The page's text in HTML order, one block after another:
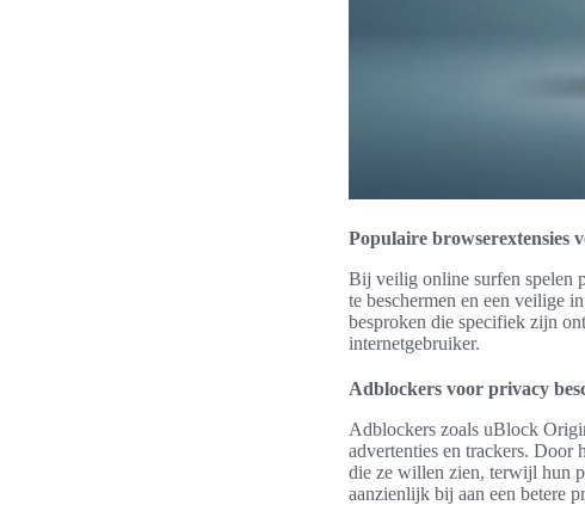
Populaire browserextensies
Bij veilig online surfen spelen
te beschermen en een veilige
besproken die specifiek zijn
internetgebruiker.
Adblockers voor privacy
Adblockers zoals uBlock
advertenties en trackers. Door
die ze willen zien, terwijl hun
aanzienlijk bij aan een betere